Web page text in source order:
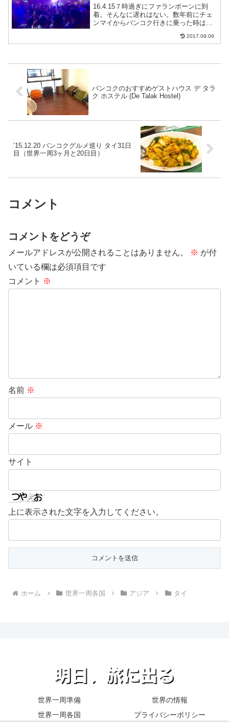
と15日目）
16.4.15７時過ぎにファランポーンに到
着。そんなに遅れはない。数年前にチェ
ンマイからバンコク行きに乗った時は４
るって騒いでいた。水かけられるのを恐
2017.09.06
バンコクのおすすめゲストハウス デ タラ
ク ホステル (De Talak Hostel)
’15.12.20 バンコクグルメ巡り タイ31日
目（世界一周3ヶ月と20日目）
コメント
コメントをどうぞ
メールアドレスが公開されることはありません。 ※ が付
いている欄は必須項目です
コメント ※
名前 ※
メール ※
サイト
上に表示された文字を入力してください。
ホーム 世界一周各国 アジア タイ
世界一周準備
世界の情報
世界一周各国
プライバシーポリシー